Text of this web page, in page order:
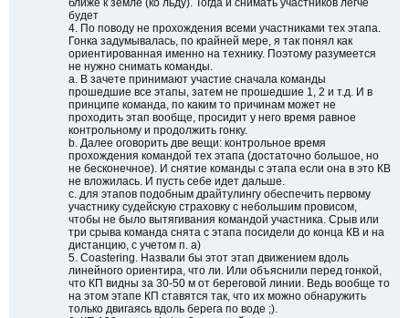
ближе к земле (ко льду). Тогда и снимать участников легче
будет
4. По поводу не прохождения всеми участниками тех этапа.
Гонка задумывалась, по крайней мере, я так понял как
ориентированная именно на технику. Поэтому разумеется
не нужно снимать команды.
a. В зачете принимают участие сначала команды
прошедшие все этапы, затем не прошедшие 1, 2 и т.д. И в
принципе команда, по каким то причинам может не
проходить этап вообще, просидит у него время равное
контрольному и продолжить гонку.
b. Далее оговорить две вещи: контрольное время
прохождения командой тех этапа (достаточно большое, но
не бесконечное). И снятие команды с этапа если она в это КВ
не вложилась. И пусть себе идет дальше.
c. для этапов подобным драйтулингу обеспечить первому
участнику судейскую страховку с небольшим провисом,
чтобы не было вытягивания командой участника. Срыв или
три срыва команда снята с этапа посидели до конца КВ и на
дистанцию, с учетом п. а)
5. Coastering. Назвали бы этот этап движением вдоль
линейного ориентира, что ли. Или объяснили перед гонкой,
что КП видны за 30-50 м от береговой линии. Ведь вообще то
на этом этапе КП ставятся так, что их можно обнаружить
только двигаясь вдоль берега по воде ;).